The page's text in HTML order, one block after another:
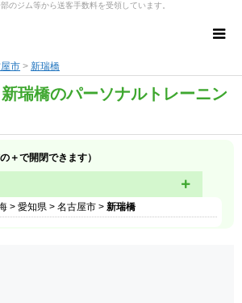
のジム等から送客手数料を受領しています。
市 >新瑞橋
新瑞橋のパーソナルトレーニン
＋で開閉できます）
> 愛知県> 名古屋市> 新瑞橋